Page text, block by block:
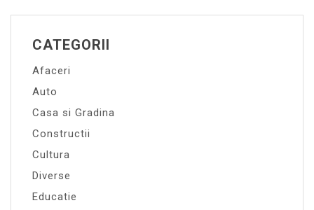
CATEGORII
Afaceri
Auto
Casa si Gradina
Constructii
Cultura
Diverse
Educatie